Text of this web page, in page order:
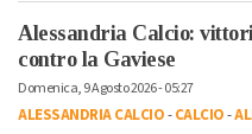
Alessandria Calcio:
contro la Gaviese
Domenica, 9 Agosto 2026 - 05:27
ALESSANDRIA CALCIO-CALCIO-